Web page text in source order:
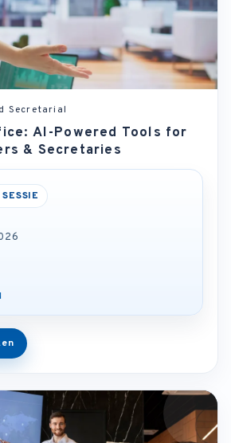
Secretarial
AI-Powered Tools for
& Secretaries